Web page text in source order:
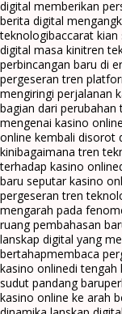
digital memberikan
berita digital
teknologibaccarat
digital masa kinitren
perbincangan baru di
pergeseran tren
mengiringi perjalanan
bagian dari perubahan
mengenai kasino
online kembali disorot
kinibagaimana tren
terhadap kasino online
baru seputar kasino
pergeseran tren
mengarah pada
ruang pembahasan
lanskap digital yang
bertahapmembaca
kasino onlinedi tengah
sudut pandang baru
kasino online ke arah